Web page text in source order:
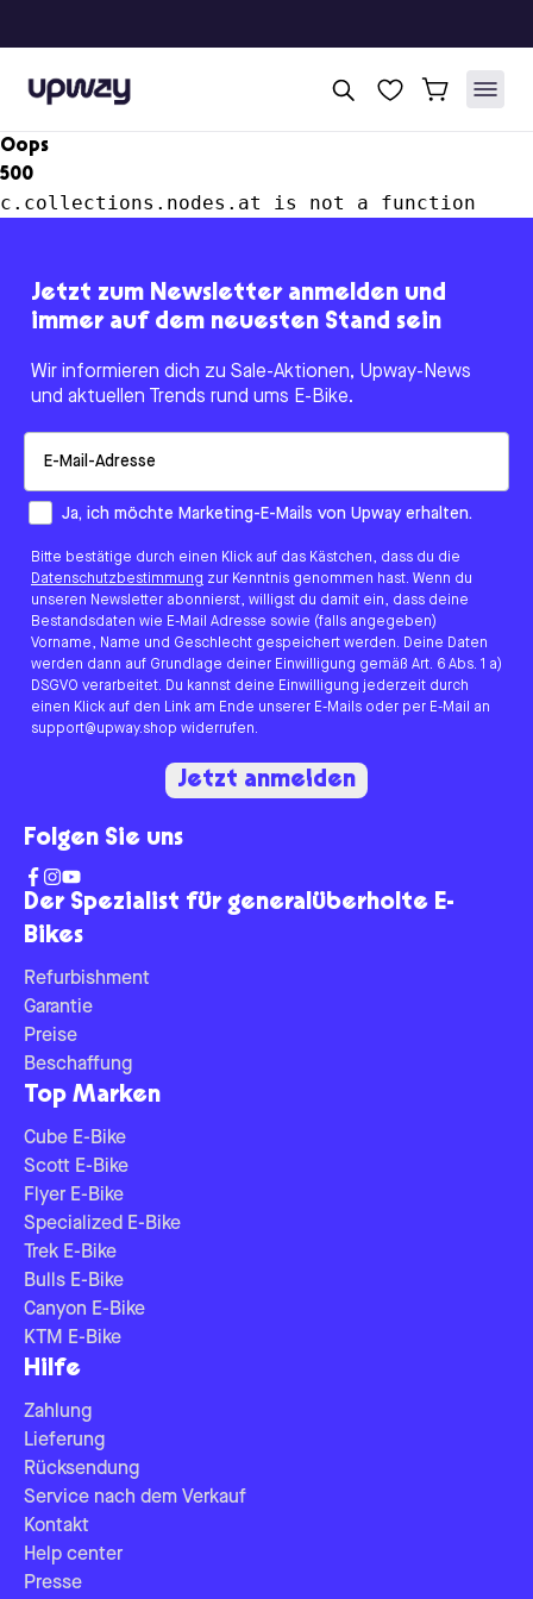
Upway
Oops
500
c.collections.nodes.at is not a function
Der Spezialist für generalüberholte E-
Bikes
Refurbishment
Garantie
Preise
Beschaffung
Top Marken
Cube E-Bike
Scott E-Bike
Flyer E-Bike
Specialized E-Bike
Trek E-Bike
Bulls E-Bike
Canyon E-Bike
KTM E-Bike
Hilfe
Zahlung
Lieferung
Rücksendung
Service nach dem Verkauf
Kontakt
Help center
Presse
Jetzt zum Newsletter anmelden und
immer auf dem neuesten Stand sein
Wir informieren dich zu Sale-Aktionen, Upway-News
und aktuellen Trends rund ums E-Bike.
How would you like to hear from us?
Ja, ich möchte Marketing-E-Mails von Upway erhalten.
Bitte bestätige durch einen Klick auf das Kästchen, dass du die
Datenschutzbestimmung zur Kenntnis genommen hast. Wenn du
unseren Newsletter abonnierst, willigst du damit ein, dass deine
Bestandsdaten wie E-Mail Adresse sowie (falls angegeben)
Vorname, Name und Geschlecht gespeichert werden. Deine Daten
werden dann auf Grundlage deiner Einwilligung gemäß Art. 6 Abs. 1 a)
DSGVO verarbeitet. Du kannst deine Einwilligung jederzeit durch
einen Klick auf den Link am Ende unserer E-Mails oder per E-Mail an
support@upway.shop widerrufen.
Jetzt anmelden
Folgen Sie uns